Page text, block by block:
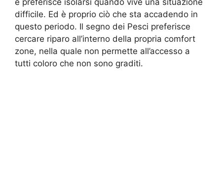
e preferisce isolarsi quando vive una situazione
difficile. Ed è proprio ciò che sta accadendo in
questo periodo. Il segno dei Pesci preferisce
cercare riparo all’interno della propria comfort
zone, nella quale non permette all’accesso a
tutti coloro che non sono graditi.